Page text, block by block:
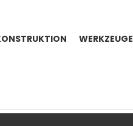
WERKZEUGE